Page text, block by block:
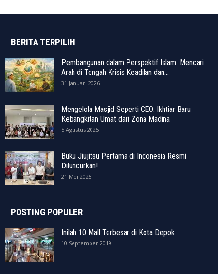
BERITA TERPILIH
Pembangunan dalam Perspektif Islam: Mencari
Arah di Tengah Krisis Keadilan dan...
31 Januari 2026
Mengelola Masjid Seperti CEO: Ikhtiar Baru
Kebangkitan Umat dari Zona Madina
5 Agustus 2025
Buku Jiujitsu Pertama di Indonesia Resmi
Diluncurkan!
21 Mei 2025
POSTING POPULER
Inilah 10 Mall Terbesar di Kota Depok
10 September 2019